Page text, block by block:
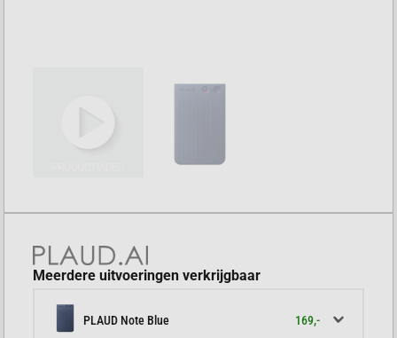
Meerdere uitvoeringen verkrijgbaar
PLAUD Note Blue 169,-